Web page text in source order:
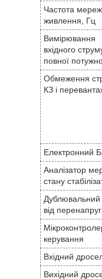
Частота
живлення, Гц
Вимірювання
вхідного
повної
Обмеження
КЗ і
Електронний
Аналізатор
стану
Дублювальний
від перенапруг
керування
Вхідний
Вихідний